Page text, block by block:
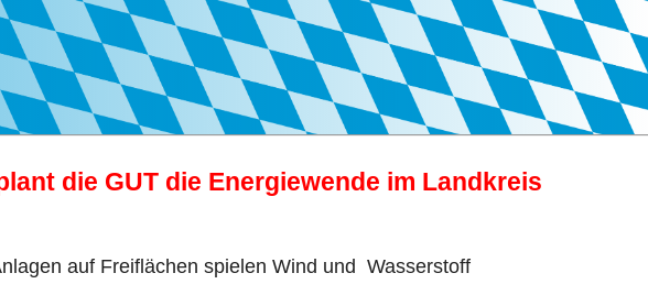
die GUT die Energiewende im Landkreis
auf Freiflächen spielen Wind und Wasserstoff